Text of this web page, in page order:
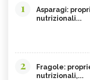
1
Asparagi:
nutrizionali...
2
Fragole:
nutrizionali,...